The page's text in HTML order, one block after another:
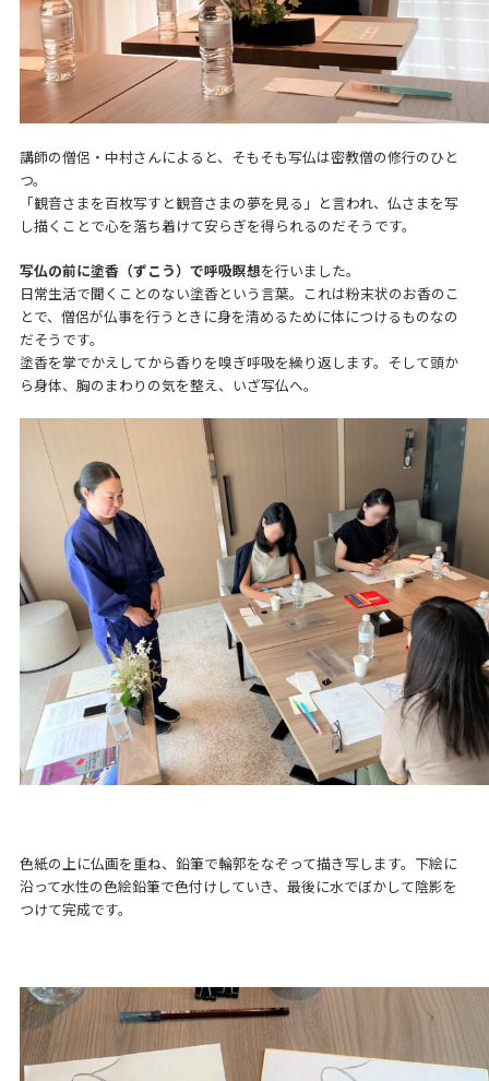
講師の僧侶・中村さんによると、そもそも写仏は密教僧の修行のひと
つ。
「観音さまを百枚写すと観音さまの夢を見る」と言われ、仏さまを写
し描くことで心を落ち着けて安らぎを得られるのだそうです。
写仏の前に塗香（ずこう）で呼吸瞑想を行いました。
日常生活で聞くことのない塗香という言葉。これは粉末状のお香のこ
とで、僧侶が仏事を行うときに身を清めるために体につけるものなの
だそうです。
塗香を掌でかえしてから香りを嗅ぎ呼吸を繰り返します。そして頭か
ら身体、胸のまわりの気を整え、いざ写仏へ。
色紙の上に仏画を重ね、鉛筆で輪郭をなぞって描き写します。下絵に
沿って水性の色絵鉛筆で色付けしていき、最後に水でぼかして陰影を
つけて完成です。